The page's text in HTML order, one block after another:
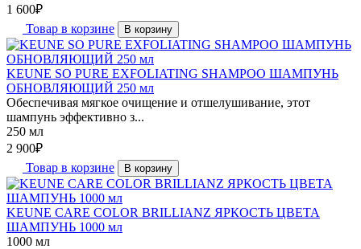
1 600₽
Товар в корзине
В корзину
KEUNE SO PURE EXFOLIATING SHAMPOO ШАМПУНЬ
ОБНОВЛЯЮЩИЙ 250 мл
Обеспечивая мягкое очищение и отшелушивание, этот
шампунь эффективно з...
250 мл
2 900₽
Товар в корзине
В корзину
KEUNE CARE COLOR BRILLIANZ ЯРКОСТЬ ЦВЕТА
ШАМПУНЬ 1000 мл
1000 мл